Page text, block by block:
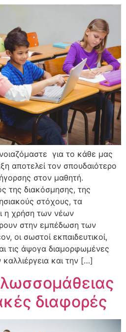
για το κάθε μας
αποτελεί τον σπουδαιότερο
στον μαθητή.
της διακόσµησης, της
στόχους, τα
η χρήση των νέων
στην εμπέδωση των
οι σωστοί εκπαιδευτικοί,
τις άψογα διαμορφωμένες
και την […]
διαφορές